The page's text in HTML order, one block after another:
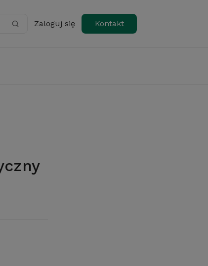
Zaloguj się Kontakt